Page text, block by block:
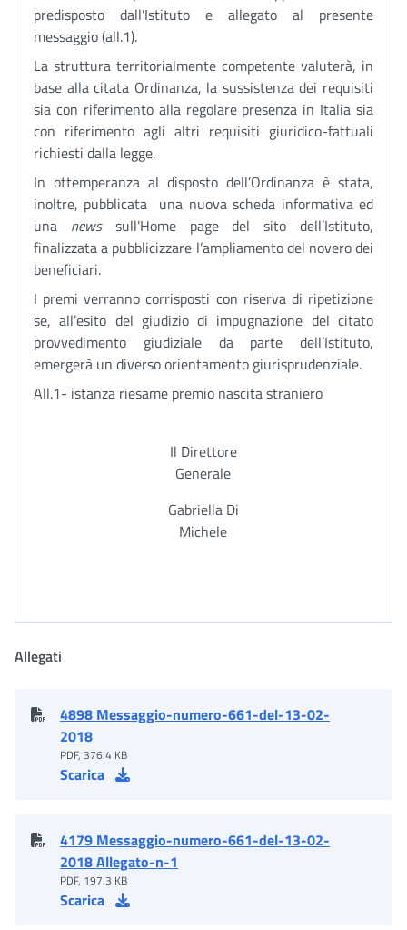
predisposto dall’Istituto e allegato al presente
messaggio (all.1).
La struttura territorialmente competente valuterà, in
base alla citata Ordinanza, la sussistenza dei requisiti
sia con riferimento alla regolare presenza in Italia sia
con riferimento agli altri requisiti giuridico-fattuali
richiesti dalla legge.
In ottemperanza al disposto dell’Ordinanza è stata,
inoltre, pubblicata una nuova scheda informativa ed
una newssull’Home page del sito dell’Istituto,
finalizzata a pubblicizzare l’ampliamento del novero dei
beneficiari.
I premi verranno corrisposti con riserva di ripetizione
se, all’esito del giudizio di impugnazione del citato
provvedimento giudiziale da parte dell’Istituto,
emergerà un diverso orientamento giurisprudenziale.
All.1- istanza riesame premio nascita straniero
Il Direttore
Generale
Gabriella Di
Michele
Allegati
4898 Messaggio-numero-661-del-13-02-
2018
PDF, 376.4 KB
Scarica
4179 Messaggio-numero-661-del-13-02-
2018 Allegato-n-1
PDF, 197.3 KB
Scarica